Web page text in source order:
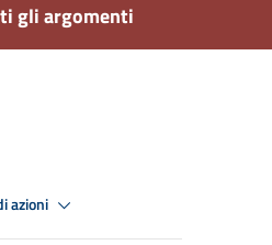
gli argomenti
azioni